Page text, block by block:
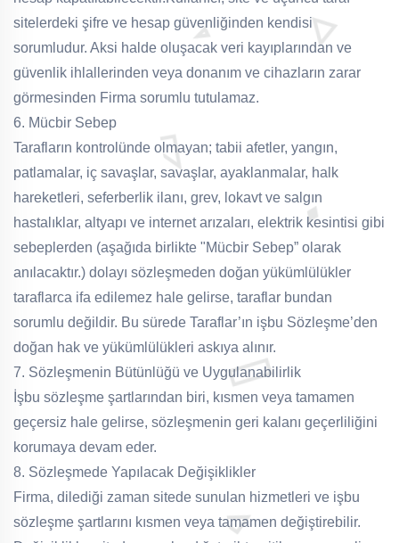
sitelerdeki şifre ve hesap güvenliğinden kendisi
sorumludur. Aksi halde oluşacak veri kayıplarından ve
güvenlik ihlallerinden veya donanım ve cihazların zarar
görmesinden Firma sorumlu tutulamaz.
6. Mücbir Sebep
Tarafların kontrolünde olmayan; tabii afetler, yangın,
patlamalar, iç savaşlar, savaşlar, ayaklanmalar, halk
hareketleri, seferberlik ilanı, grev, lokavt ve salgın
hastalıklar, altyapı ve internet arızaları, elektrik kesintisi gibi
sebeplerden (aşağıda birlikte "Mücbir Sebep” olarak
anılacaktır.) dolayı sözleşmeden doğan yükümlülükler
taraflarca ifa edilemez hale gelirse, taraflar bundan
sorumlu değildir. Bu sürede Taraflar’ın işbu Sözleşme’den
doğan hak ve yükümlülükleri askıya alınır.
7. Sözleşmenin Bütünlüğü ve Uygulanabilirlik
İşbu sözleşme şartlarından biri, kısmen veya tamamen
geçersiz hale gelirse, sözleşmenin geri kalanı geçerliliğini
korumaya devam eder.
8. Sözleşmede Yapılacak Değişiklikler
Firma, dilediği zaman sitede sunulan hizmetleri ve işbu
sözleşme şartlarını kısmen veya tamamen değiştirebilir.